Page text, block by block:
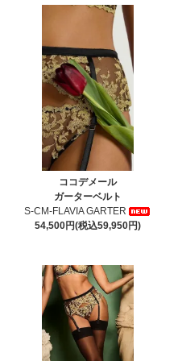
ココデメール
ガーターベルト
S-CM-FLAVIA GARTER
54,500円(税込59,950円)